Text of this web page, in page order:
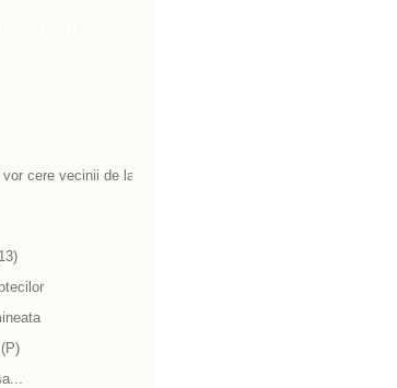
cere vecinii de la